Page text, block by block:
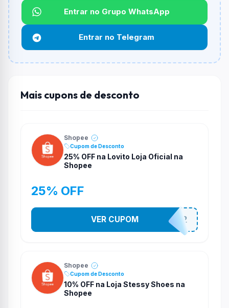
Não informado ou sem limite.
Funciona em qualquer produto?
Não necessariamente. Depende de itens participantes
e alguns vendedores ou produtos especificos podem
não aceitar cupons.
Entrar no Grupo WhatsApp
Entrar no Telegram
Mais cupons de desconto
Shopee
Cupom de Desconto
25% OFF na Lovito Loja Oficial na
Shopee
25% OFF
141525852
VER CUPOM
Shopee
Cupom de Desconto
10% OFF na Loja Stessy Shoes na
Shopee